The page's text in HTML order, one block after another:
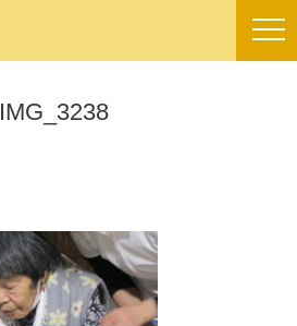
IMG_3238